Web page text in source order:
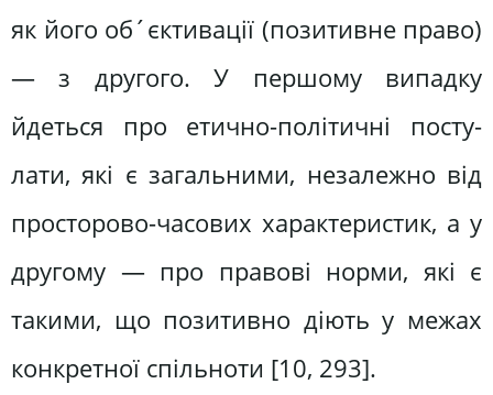
як його об´єктивації (позитивне пра­во)
— з другого. У першому випадку
йдеться про етично-політичні посту­
лати, які є загальними, незалежно від
просторово-часових характеристик, а у
другому — про правові норми, які є
такими, що позитивно діють у межах
конкретної спільноти [10, 293].